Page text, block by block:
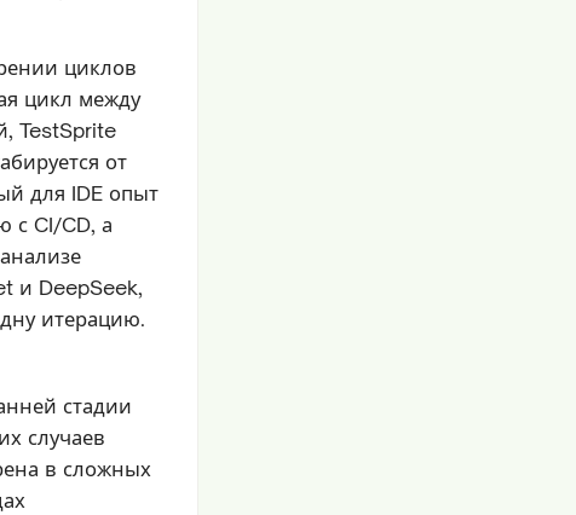
циклов
цикл между
TestSprite
от
для IDE опыт
с CI/CD, а
и DeepSeek,
итерацию.
стадии
случаев
в сложных